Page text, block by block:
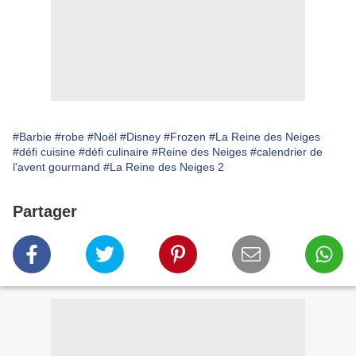
#Barbie #robe #Noël #Disney #Frozen #La Reine des Neiges
#défi cuisine #défi culinaire #Reine des Neiges #calendrier de
l'avent gourmand #La Reine des Neiges 2
Partager